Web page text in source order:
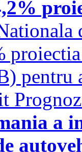
pentru
a